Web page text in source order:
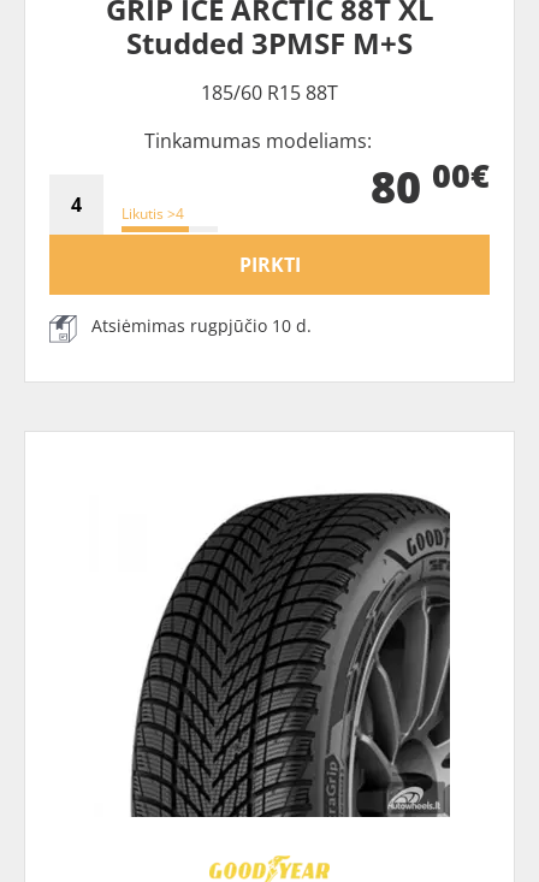
GRIP ICE ARCTIC 88T XL
Studded 3PMSF M+S
185/60 R15 88T
Tinkamumas modeliams:
Likutis >4 80 00€
PIRKTI
Atsiėmimas rugpjūčio 10 d.